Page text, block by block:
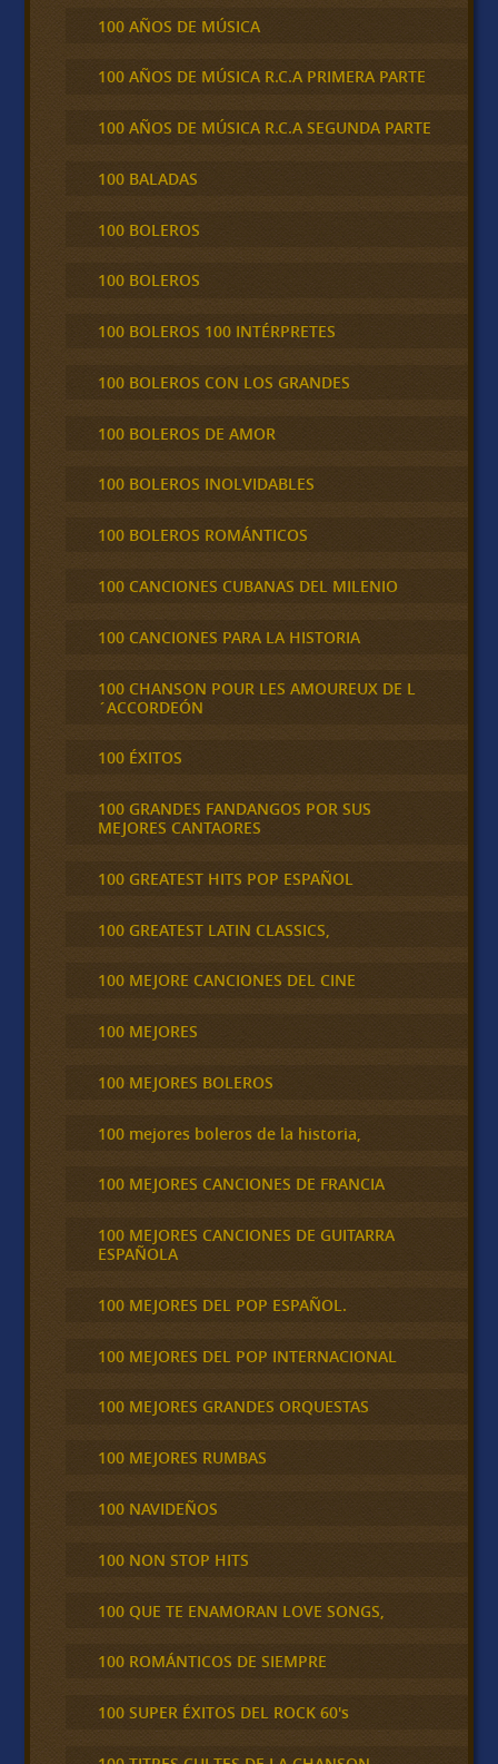
100 AÑOS DE MÚSICA
100 AÑOS DE MÚSICA R.C.A PRIMERA PARTE
100 AÑOS DE MÚSICA R.C.A SEGUNDA PARTE
100 BALADAS
100 BOLEROS
100 BOLEROS
100 BOLEROS 100 INTÉRPRETES
100 BOLEROS CON LOS GRANDES
100 BOLEROS DE AMOR
100 BOLEROS INOLVIDABLES
100 BOLEROS ROMÁNTICOS
100 CANCIONES CUBANAS DEL MILENIO
100 CANCIONES PARA LA HISTORIA
100 CHANSON POUR LES AMOUREUX DE L
´ACCORDEÓN
100 ÉXITOS
100 GRANDES FANDANGOS POR SUS
MEJORES CANTAORES
100 GREATEST HITS POP ESPAÑOL
100 GREATEST LATIN CLASSICS,
100 MEJORE CANCIONES DEL CINE
100 MEJORES
100 MEJORES BOLEROS
100 mejores boleros de la historia,
100 MEJORES CANCIONES DE FRANCIA
100 MEJORES CANCIONES DE GUITARRA
ESPAÑOLA
100 MEJORES DEL POP ESPAÑOL.
100 MEJORES DEL POP INTERNACIONAL
100 MEJORES GRANDES ORQUESTAS
100 MEJORES RUMBAS
100 NAVIDEÑOS
100 NON STOP HITS
100 QUE TE ENAMORAN LOVE SONGS,
100 ROMÁNTICOS DE SIEMPRE
100 SUPER ÉXITOS DEL ROCK 60's